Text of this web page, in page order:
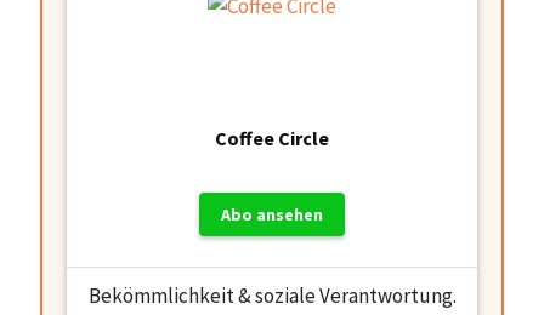
Coffee Circle
Abo ansehen
Bekömmlichkeit & soziale Verantwortung.